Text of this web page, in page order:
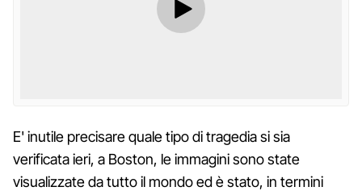
E' inutile precisare quale tipo di tragedia si sia
verificata ieri, a Boston, le immagini sono state
visualizzate da tutto il mondo ed è stato, in termini